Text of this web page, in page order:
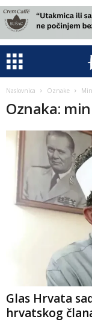
Naslovnica Oznake
Oznaka:
Glas Hrvata
hrvatskog